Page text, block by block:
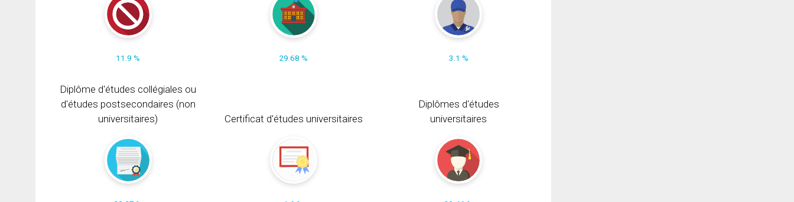
11.9 % 29.68 % 3.1 %
Diplôme d'études collégiales ou
d'études postsecondaires (non
universitaires)
Certificat d'études universitaires
Diplômes d'études
universitaires